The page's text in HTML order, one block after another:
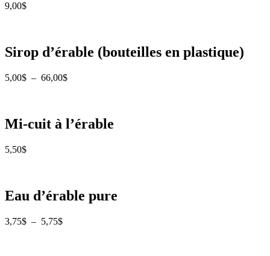
9,00$
Sirop d’érable (bouteilles en plastique)
5,00$ – 66,00$Plage
à
66,00$
Mi-cuit à l’érable
5,50$
Eau d’érable pure
3,75$ – 5,75$Plage